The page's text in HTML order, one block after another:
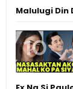
Malulugi Din